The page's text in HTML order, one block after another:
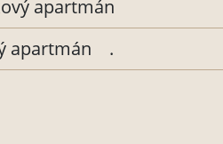
apartmán
apartmán .